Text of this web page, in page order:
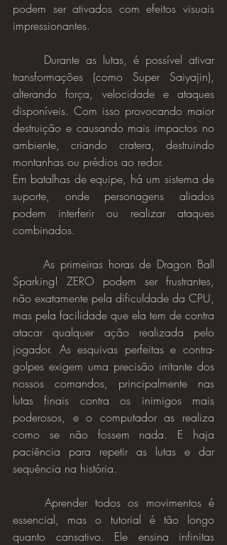
podem ser ativados com efeitos visuais
impressionantes.
transformações (como Super Saiyajin),
alterando força, velocidade e ataques
disponíveis. Com isso provocando maior
destruição e causando mais impactos no
ambiente, criando cratera, destruindo
montanhas ou prédios ao redor.
Em batalhas de equipe, há um sistema de
suporte, onde personagens aliados
podem interferir ou realizar ataques
combinados.
Sparking! ZERO podem ser frustrantes,
não exatamente pela dificuldade da CPU,
mas pela facilidade que ela tem de contra
atacar qualquer ação realizada pelo
jogador. As esquivas perfeitas e contra-
golpes exigem uma precisão irritante dos
nossos comandos, principalmente nas
lutas finais contra os inimigos mais
poderosos, e o computador as realiza
como se não fossem nada. E haja
paciência para repetir as lutas e dar
sequência na história.
	Aprender todos os movimentos é
essencial, mas o tutorial é tão longo
quanto cansativo. Ele ensina infinitas